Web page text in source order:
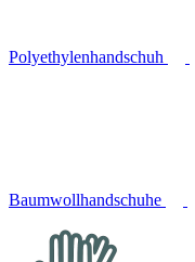
Polyethylenhandschuh
Baumwollhandschuhe